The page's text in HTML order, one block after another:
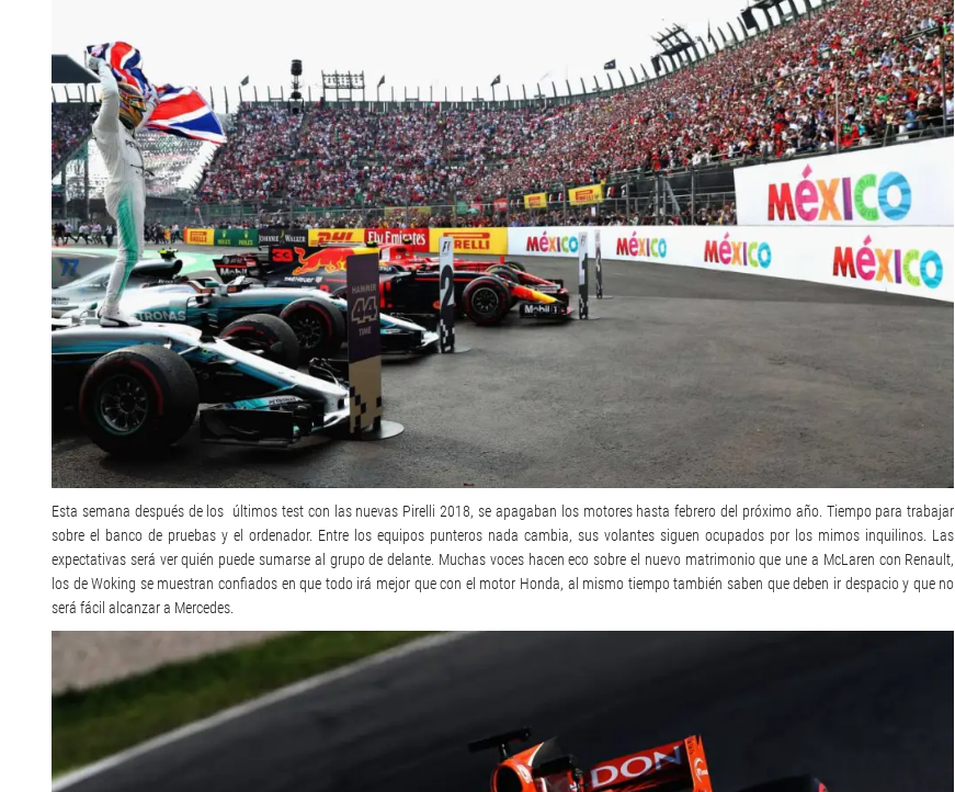
Esta semana después de los últimos test con las nuevas Pirelli 2018, se apagaban los motores hasta febrero del próximo año. Tiempo para trabajar
sobre el banco de pruebas y el ordenador. Entre los equipos punteros nada cambia, sus volantes siguen ocupados por los mimos inquilinos. Las
expectativas será ver quién puede sumarse al grupo de delante. Muchas voces hacen eco sobre el nuevo matrimonio que une a McLaren con Renault,
los de Woking se muestran confiados en que todo irá mejor que con el motor Honda, al mismo tiempo también saben que deben ir despacio y que no
será fácil alcanzar a Mercedes.